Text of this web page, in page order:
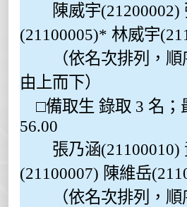
陳威宇(21200002)
(21100005)* 林威宇
（依名次排列，順
由上而下）
□備取生 錄取 3 名；
56.00
張乃涵(21100010)
(21100007) 陳維岳
（依名次排列，順